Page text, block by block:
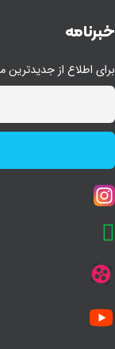
اطلاع از جدیدترین